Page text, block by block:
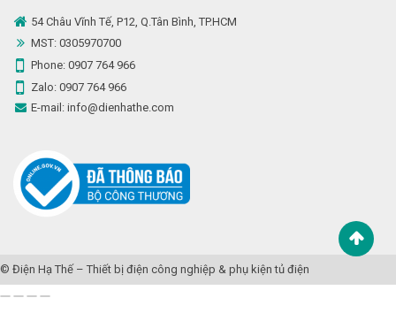
54 Châu Vĩnh Tế, P12, Q.Tân Bình, TP.HCM
MST: 0305970700
Phone: 0907 764 966
Zalo: 0907 764 966
E-mail: info@dienhathe.com
© Điện Hạ Thế– Thiết bị điện công nghiệp & phụ kiện tủ điện